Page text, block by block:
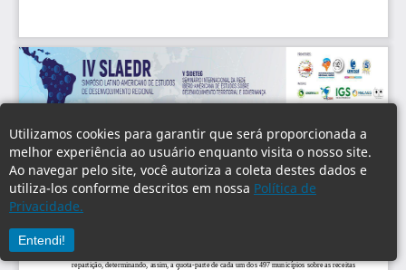
Utilizamos cookies para garantir que será proporcionada a
melhor experiência ao usuário enquanto visita o nosso site.
Ao navegar pelo site, você autoriza a coleta destes dados e
utiliza-los conforme descritos em nossa Política de
Privacidade.
Entendi!